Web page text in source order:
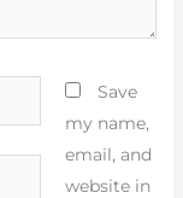
Save
my name,
email, and
website in